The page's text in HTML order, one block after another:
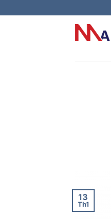
to
13
Th1